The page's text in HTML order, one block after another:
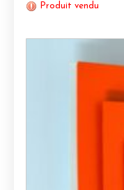
Produit vendu